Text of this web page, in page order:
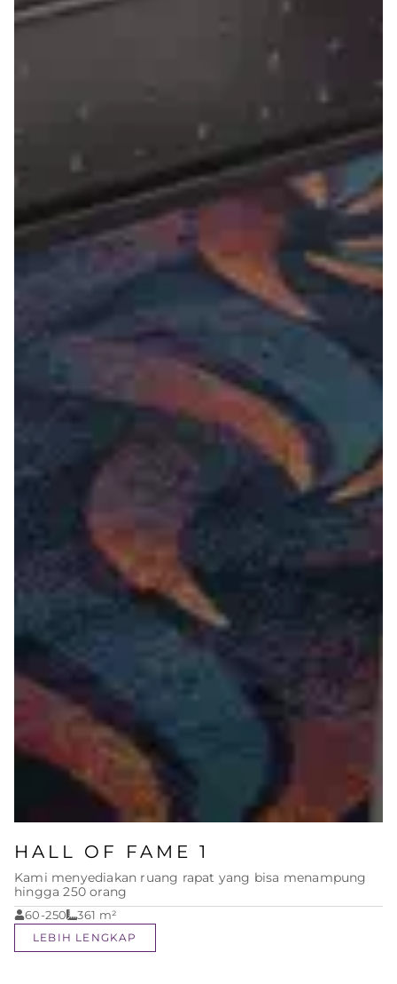
HALL OF FAME 1
Kami menyediakan ruang rapat yang bisa menampung
hingga 250 orang
60-250 361 m²
LEBIH LENGKAP